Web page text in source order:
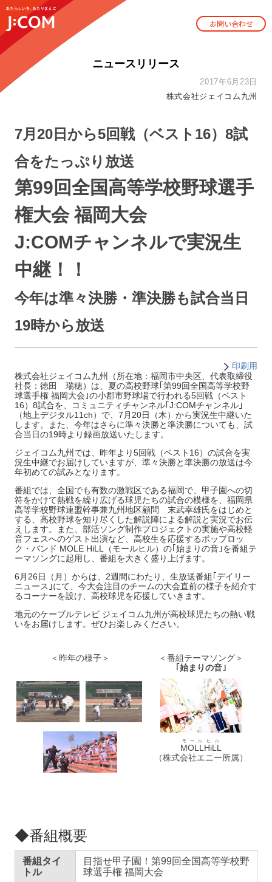
お問い合わせ
ニュースリリース
2017年6月23日
株式会社ジェイコム九州
7月20日から5回戦（ベスト16）8試
合をたっぷり放送
第99回全国高等学校野球選手
権大会 福岡大会
J:COMチャンネルで実況生
中継！！
今年は準々決勝・準決勝も試合当日
19時から放送
印刷用
株式会社ジェイコム九州（所在地：福岡市中央区、代表取締役
社長：徳田 瑞穂）は、夏の高校野球｢第99回全国高等学校野
球選手権 福岡大会｣の小郡市野球場で行われる5回戦（ベスト
16）8試合を、コミュニティチャンネル｢J:COMチャンネル｣
（地上デジタル11ch）で、7月20日（木）から実況生中継いた
します。また、今年はさらに準々決勝と準決勝についても、試
合当日の19時より録画放送いたします。
ジェイコム九州では、昨年より5回戦（ベスト16）の試合を実
況生中継でお届けしていますが、準々決勝と準決勝の放送は今
年初めての試みとなります。
番組では、全国でも有数の激戦区である福岡で、甲子園への切
符をかけて熱戦を繰り広げる球児たちの試合の模様を、福岡県
高等学校野球連盟幹事兼九州地区顧問 末武幸雄氏をはじめと
する、高校野球を知り尽くした解説陣による解説と実況でお伝
えします。また、部活ソング制作プロジェクトの実施や高校軽
音フェスへのゲスト出演など、高校生を応援するポップロッ
ク・バンド MOLE HiLL（モールヒル）の｢始まりの音｣を番組テ
ーマソングに起用し、番組を大きく盛り上げます。
6月26日（月）からは、2週間にわたり、生放送番組｢デイリー
ニュース｣にて、今大会注目のチームの大会直前の様子を紹介す
るコーナーを設け、高校球児を応援していきます。
地元のケーブルテレビ ジェイコム九州が高校球児たちの熱い戦
いをお届けします。ぜひお楽しみください。
＜昨年の様子＞
＜番組テーマソング＞
｢始まりの音｣
MOLL
モール
HiLL
ヒル
（株式会社エニー所属）
◆番組概要
番組タイ
トル
目指せ甲子園！第99回全国高等学校野
球選手権 福岡大会